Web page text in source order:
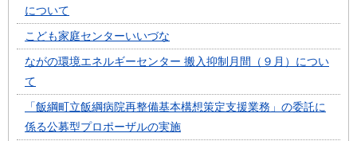
について
こども家庭センターいいづな
ながの環境エネルギーセンター 搬入抑制月間（９月）につい
て
「飯綱町立飯綱病院再整備基本構想策定支援業務」の委託に
係る公募型プロポーザルの実施